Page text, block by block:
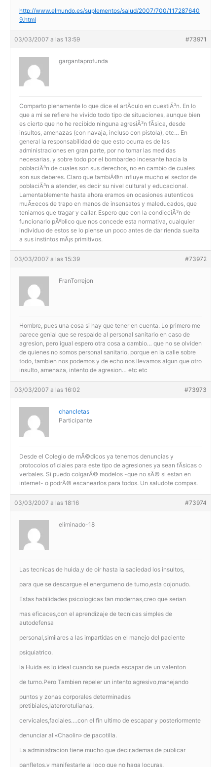
http://www.elmundo.es/suplementos/salud/2007/700/117287640
9.html
03/03/2007 a las 13:59 #73971
gargantaprofunda
Comparto plenamente lo que dice el artÃ­culo en cuestiÃ³n. En lo
que a mi se refiere he vivido todo tipo de situaciones, aunque bien
es cierto que no he recibido ninguna agresiÃ³n fÃ­sica, desde
insultos, amenazas (con navaja, incluso con pistola), etc… En
general la responsabilidad de que esto ocurra es de las
administraciones en gran parte, por no tomar las medidas
necesarias, y sobre todo por el bombardeo incesante hacia la
poblaciÃ³n de cuales son sus derechos, no en cambio de cuales
son sus deberes. Claro que tambiÃ©n influye mucho el sector de
poblaciÃ³n a atender, es decir su nivel cultural y educacional.
Lamentablemente hasta ahora eramos en ocasiones autenticos
muÃ±ecos de trapo en manos de insensatos y maleducados, que
teniamos que tragar y callar. Espero que con la condicciÃ³n de
funcionario pÃºblico que nos concede esta normativa, cualquier
individuo de estos se lo piense un poco antes de dar rienda suelta
a sus instintos mÃ¡s primitivos.
03/03/2007 a las 15:39 #73972
FranTorrejon
Hombre, pues una cosa si hay que tener en cuenta. Lo primero me
parece genial que se respalde al personal sanitario en caso de
agresion, pero igual espero otra cosa a cambio… que no se olviden
de quienes no somos personal sanitario, porque en la calle sobre
todo, tambien nos podemos y de echo nos llevamos algun que otro
insulto, amenaza, intento de agresion… etc etc
03/03/2007 a las 16:02 #73973
chancletas
Participante
Desde el Colegio de mÃ©dicos ya tenemos denuncias y
protocolos oficiales para este tipo de agresiones ya sean fÃ­sicas o
verbales. Si puedo colgarÃ© modelos -que no sÃ© si estan en
internet- o podrÃ© escanearlos para todos. Un saludote compas.
03/03/2007 a las 18:16 #73974
eliminado-18
Las tecnicas de huida,y de oir hasta la saciedad los insultos,
para que se descargue el energumeno de turno,esta cojonudo.
Estas habilidades psicologicas tan modernas,creo que serian
mas eficaces,con el aprendizaje de tecnicas simples de
autodefensa
personal,similares a las impartidas en el manejo del paciente
psiquiatrico.
la Huida es lo ideal cuando se pueda escapar de un valenton
de turno.Pero Tambien repeler un intento agresivo,manejando
puntos y zonas corporales determinadas
pretibiales,laterorotulianas,
cervicales,faciales….con el fin ultimo de escapar y posteriormente
denunciar al «Chaolin» de pacotilla.
La administracion tiene mucho que decir,ademas de publicar
panfletos,y manifestarle al loco que no haga locuras.